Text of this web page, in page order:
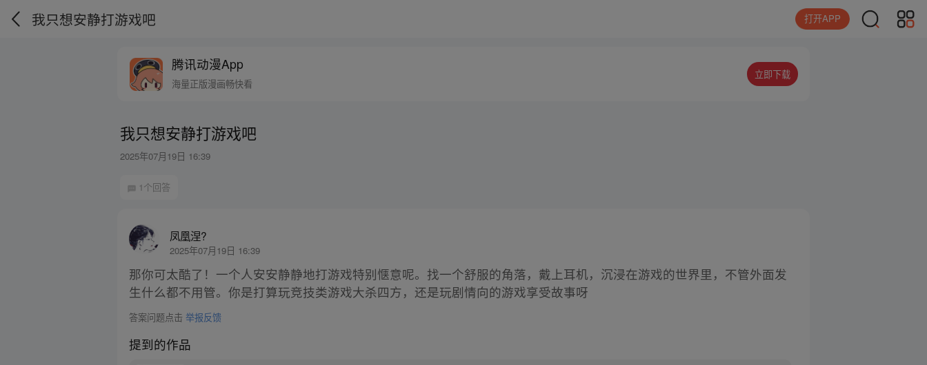
我只想安静打游戏吧 打开APP
腾讯动漫App
海量正版漫画畅快看
立即下载
我只想安静打游戏吧
2025年07月19日 16:39
1个回答
凤凰涅?
2025年07月19日 16:39
那你可太酷了！一个人安安静静地打游戏特别惬意呢。找一个舒服的角落，戴上耳机，沉浸在游戏的世界里，不管外面发
生什么都不用管。你是打算玩竞技类游戏大杀四方，还是玩剧情向的游戏享受故事呀
答案问题点击举报反馈
提到的作品